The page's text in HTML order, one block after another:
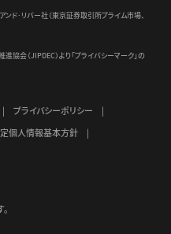
ンド･リバー社（東京証券取引所プライム市場、
協会（JIPDEC）より 「プライバシーマーク」の
プライバシーポリシー
個人情報基本方針